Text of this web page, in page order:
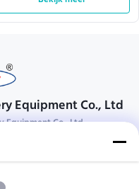
Equipment Co., Ltd
Equipment Co., Ltd
op.
Wanjiang, DongGuan,